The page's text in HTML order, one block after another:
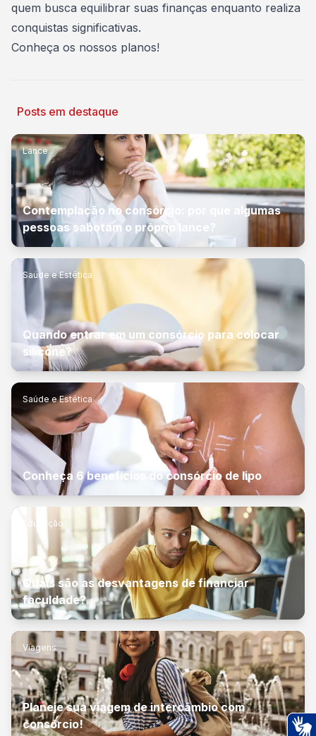
quem busca equilibrar suas finanças enquanto realiza
conquistas significativas.
Conheça os nossos planos!
Posts em destaque
Lance
Contemplação no consórcio: por que algumas
pessoas sabotam o próprio lance?
Saúde e Estética
Quando entrar em um consórcio para colocar
silicone?
Saúde e Estética
Conheça 6 benefícios do consórcio de lipo
Educação
Quais são as desvantagens de financiar
faculdade?
Viagens
Planeje sua viagem de intercâmbio com
consórcio!